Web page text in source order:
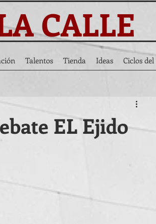
CALLE
EL Ejido
Talentos Tienda Ideas Ciclos